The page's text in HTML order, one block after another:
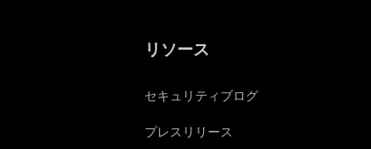
リソース
セキュリティブログ
プレスリリース